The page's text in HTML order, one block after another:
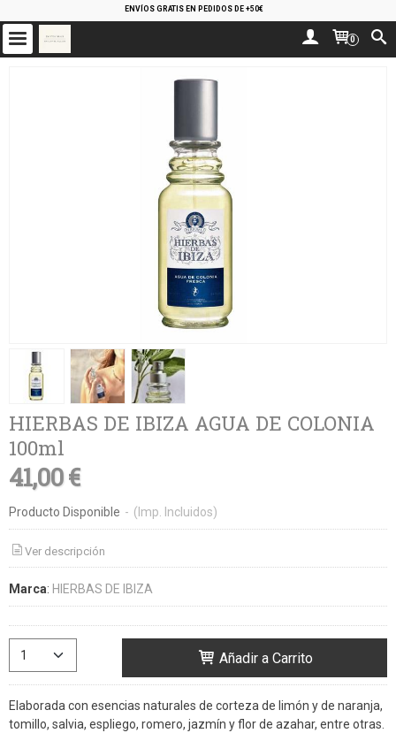
ENVÍOS GRATIS EN PEDIDOS DE +50€
0
HIERBAS DE IBIZA AGUA DE COLONIA
100ml
41,00 €
Producto Disponible - (Imp. Incluidos)
Ver descripción
Marca: HIERBAS DE IBIZA
Añadir a Carrito
Elaborada con esencias naturales de corteza de limón y de naranja,
tomillo, salvia, espliego, romero, jazmín y flor de azahar, entre otras.